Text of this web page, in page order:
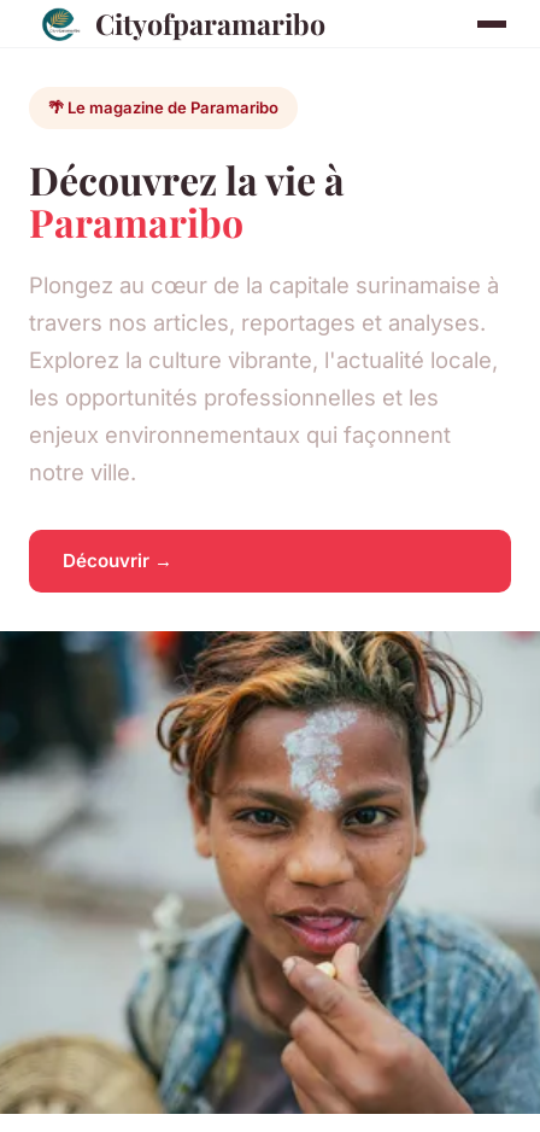
Cityofparamaribo
🌴 Le magazine de Paramaribo
Découvrez la vie à
Paramaribo
Plongez au cœur de la capitale surinamaise à
travers nos articles, reportages et analyses.
Explorez la culture vibrante, l'actualité locale,
les opportunités professionnelles et les
enjeux environnementaux qui façonnent
notre ville.
Découvrir →